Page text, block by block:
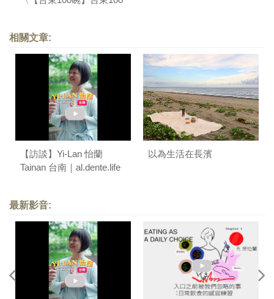
評〉
相關文章:
【訪談】Yi-Lan 怡蘭
Tainan 台南｜al.dente.life
以為生活在長濱
最新影音: